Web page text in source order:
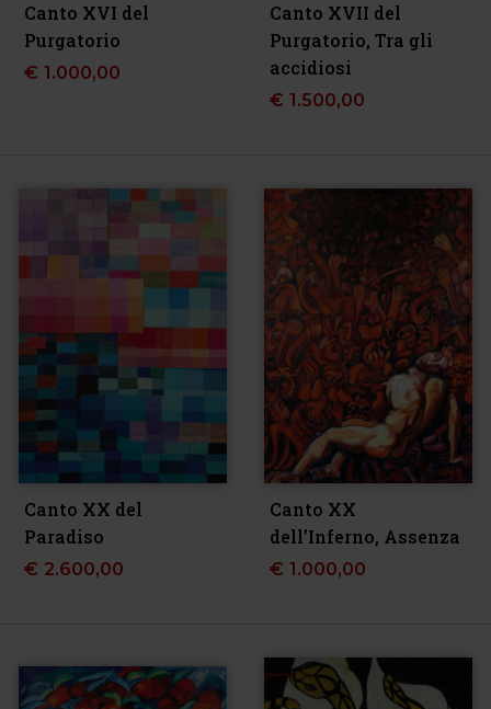
Canto XVI del
Purgatorio
€ 1.000,00
Canto XVII del
Purgatorio, Tra gli
accidiosi
€ 1.500,00
Canto XX del
Paradiso
€ 2.600,00
Canto XX
dell’Inferno, Assenza
€ 1.000,00